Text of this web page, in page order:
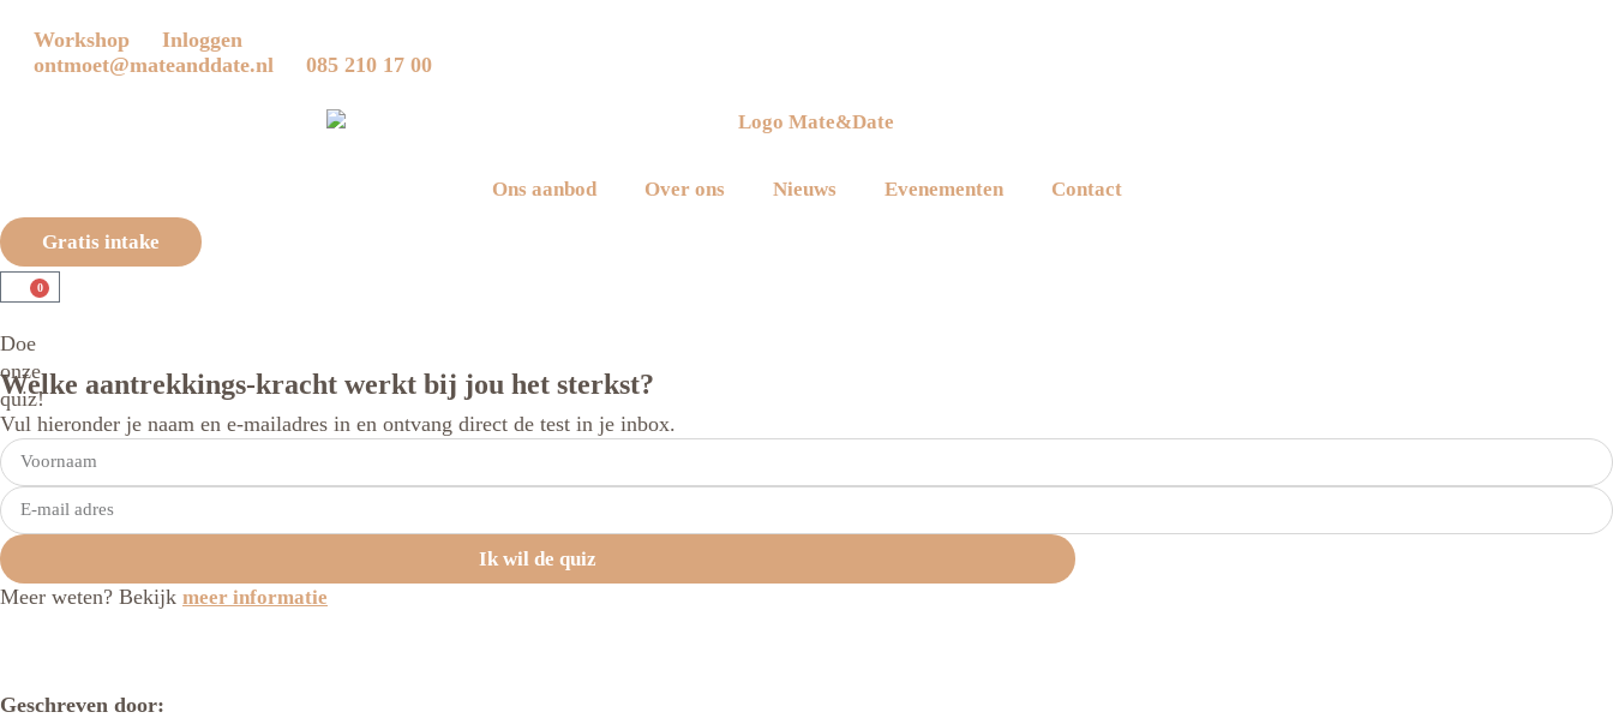
Workshop
Inloggen
ontmoet@mateanddate.nl
085 210 17 00
Ons aanbod Over ons Nieuws Evenementen Contact
Gratis intake
0
Doe
onze
quiz!
Welke aantrekkings-kracht werkt bij jou het sterkst?
Vul hieronder je naam en e-mailadres in en ontvang direct de test in je inbox.
Ik wil de quiz
Meer weten? Bekijk meer informatie
Geschreven door: